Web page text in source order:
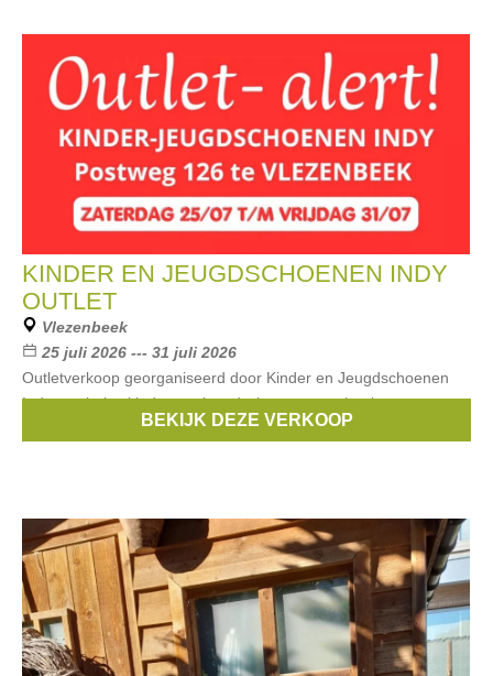
KINDER EN JEUGDSCHOENEN INDY
OUTLET
Vlezenbeek
25 juli 2026 --- 31 juli 2026
Outletverkoop georganiseerd door Kinder en Jeugdschoenen
Indy van baby, kinder- en jeugdschoenen met kortingen van
-50% tot -70%. Maten: 18 tem. 41
BEKIJK DEZE VERKOOP